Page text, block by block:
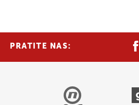
PRATITE NAS: